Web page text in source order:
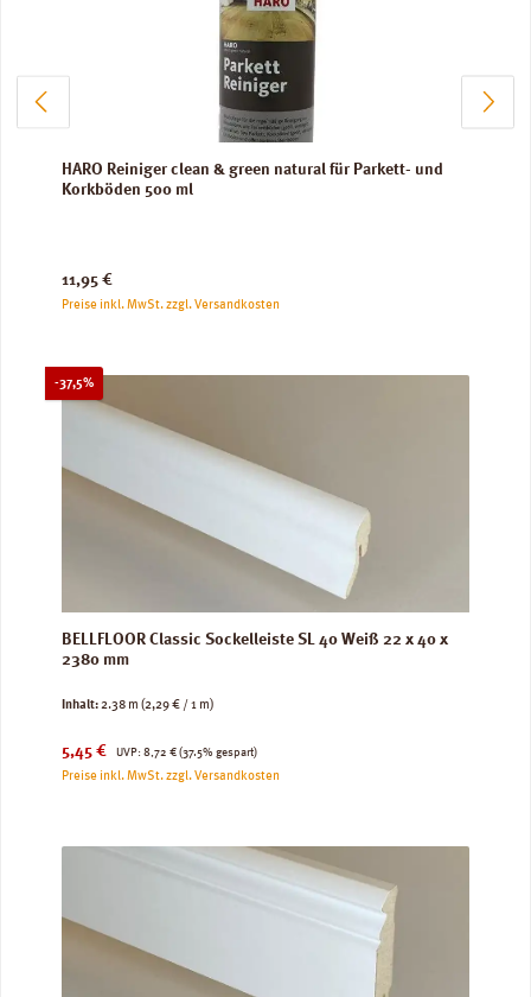
HARO Reiniger clean & green natural für Parkett- und
Korkböden 500 ml
Regulärer Preis:
11,95 €
Preise inkl. MwSt. zzgl. Versandkosten
-37,5%Rabatt
BELLFLOOR Classic Sockelleiste SL 40 Weiß 22 x 40 x
2380 mm
Inhalt:2.38 m (2,29 € / 1 m)
Verkaufspreis:
5,45 € UVP:
Regulärer Preis:
8,72 € (37.5% gespart)
Preise inkl. MwSt. zzgl. Versandkosten